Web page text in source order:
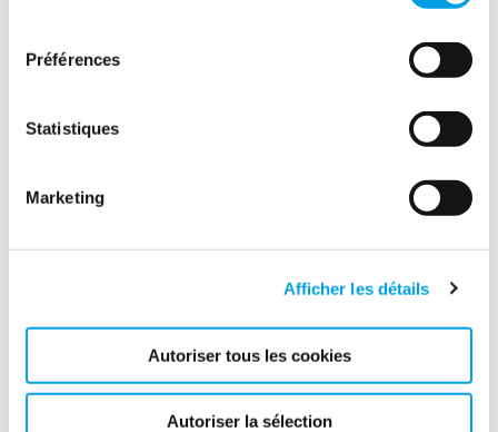
Préférences
Statistiques
Marketing
Afficher les détails
Autoriser tous les cookies
Autoriser la sélection
2025
2024
Novembre (1)
2022